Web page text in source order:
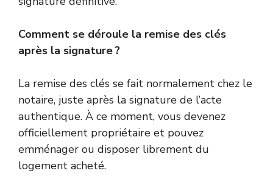
Comment se déroule la remise des clés
après la signature ?
La remise des clés se fait normalement chez le
notaire, juste après la signature de l’acte
authentique. À ce moment, vous devenez
officiellement propriétaire et pouvez
emménager ou disposer librement du
logement acheté.